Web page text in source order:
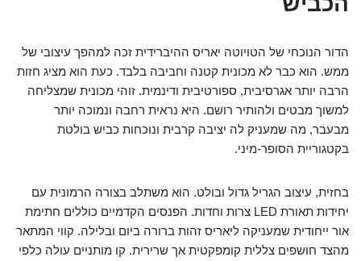
הדור הנוכחי של הטויוטה יאריס ההיברידית זכה למהפך עיצובי של
ממש. הוא כבר לא מכונית קטנה וחביבה בלבד. כעת הוא מציג חזות
הרבה יותר אגרסיבית, ספורטיבית ודינמית. זוהי מכונית שמצליחה
למשוך מבטים ולהותיר רושם. היא נראית רחבה ונמוכה יותר
מבעבר, מה שמעניק לה יציבה קרבית ונוכחות כביש בולטת
בקטגוריית הסופר-מיני.
בחזית, עיצוב הגריל גדול ובולט. הוא משתלב בצורה הרמונית עם
יחידות תאורת LED צרות וחדות. הפנסים הקדמיים כוללים חתימת
אור ייחודית שמעניקה ליאריס זהות ברורה ביום ובלילה. קווי המתאר
מהצד חושפים צללית קומפקטית אך שרירית. קו מותניים עולה כלפי